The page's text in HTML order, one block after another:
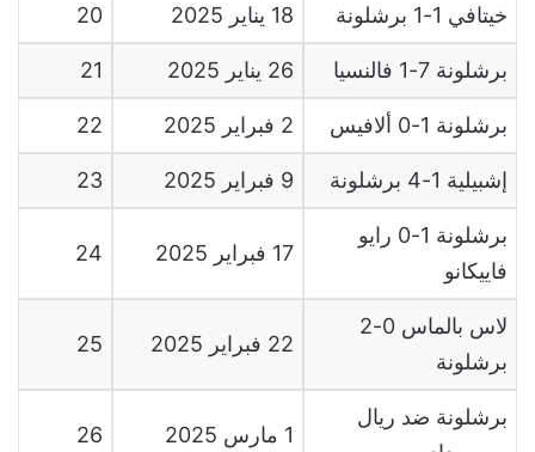
خيتافي 1-1 برشلونة 18 يناير 20
برشلونة 7-1 فالنسيا 26 يناير 21
برشلونة 1-0 ألافيس 2 فبراير 22
إشبيلية 1-4 برشلونة 9 فبراير 23
برشلونة 1-0 رايو
فاييكانو
17 فبراير 24
لاس بالماس 0-2
برشلونة
22 فبراير 25
برشلونة ضد ريال
1 مارس 26